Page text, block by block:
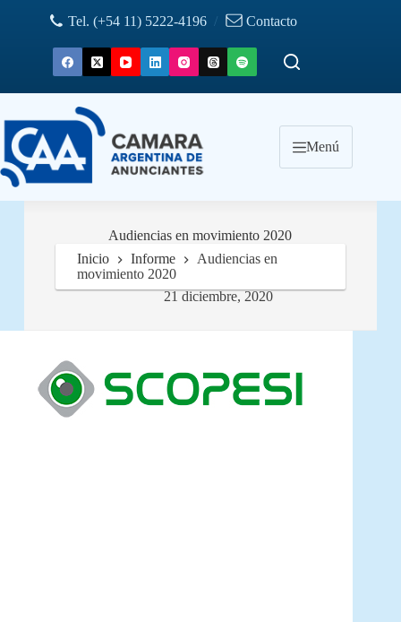
Tel. (+54 11) 5222-4196 / Contacto
Menú
Audiencias en movimiento 2020
21 diciembre, 2020
Inicio Informe
Audiencias en
movimiento 2020